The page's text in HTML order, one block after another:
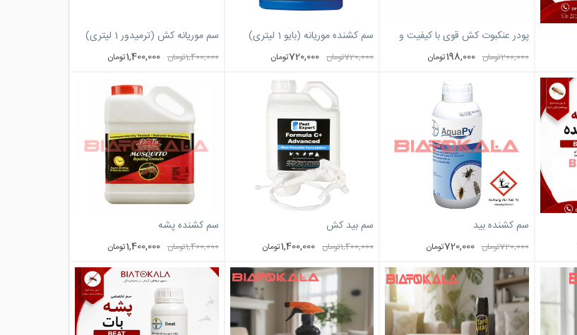
پودر عنکبوت کش قوی با کیفیت و
موثر
200,000تومان 198,000تومان
سم کشنده موریانه (بایو 1 لیتری)
720,000تومان 720,000تومان
سم موریانه کش (ترمیدور 1 لیتری)
1,400,000تومان 1,400,000تومان
سم کشنده بید
720,000تومان 720,000تومان
سم بید کش
1,400,000تومان 1,400,000تومان
سم کشنده پشه
1,400,000تومان 1,400,000تومان